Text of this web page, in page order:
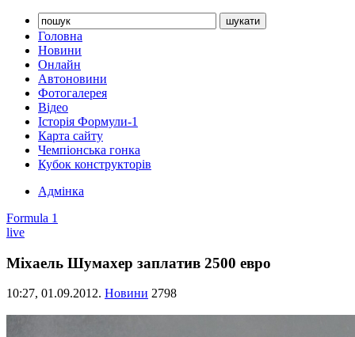
Головна
Новини
Онлайн
Автоновини
Фотогалерея
Відео
Історія Формули-1
Карта сайту
Чемпіонська гонка
Кубок конструкторів
Адмінка
Formula 1
live
Міхаель Шумахер заплатив 2500 евро
10:27, 01.09.2012. Новини 2798